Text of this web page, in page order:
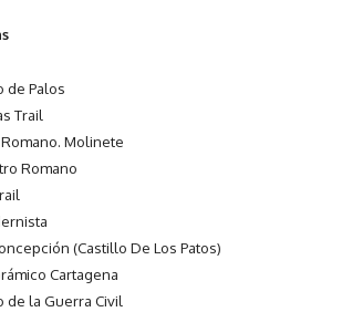
de Palos
Trail
Molinete
Romano
(Castillo De Los Patos)
Cartagena
la Guerra Civil